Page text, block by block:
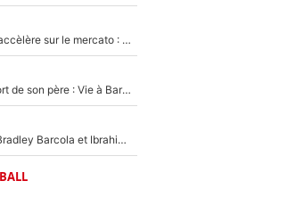
Après Maghnes Akliouche, le PSG accèlère sur le mercato : Voilà les deux nouvelles recrues qui vont signer la semaine prochaine ?
Lionel Messi est endeuillé par la mort de son père : Vie à Barcelone, transfert au PSG... voilà comment Jorge Messi a joué un rôle essentiel dans sa carrière !
Un record bientôt explosé grâce à Bradley Barcola et Ibrahim Mbaye : Le PSG sur le point de réaliser un mercato historique ?